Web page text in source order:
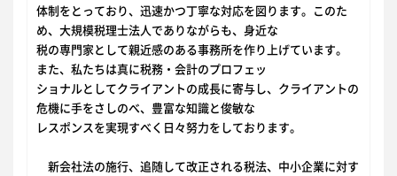
体制をとっており、迅速かつ丁寧な対応を図ります。このた
め、大規模税理士法人でありながらも、身近な
税の専門家として親近感のある事務所を作り上げています。
また、私たちは真に税務・会計のプロフェッ
ショナルとしてクライアントの成長に寄与し、クライアントの
危機に手をさしのべ、豊富な知識と俊敏な
レスポンスを実現すべく日々努力をしております。
新会社法の施行、追随して改正される税法、中小企業に対す